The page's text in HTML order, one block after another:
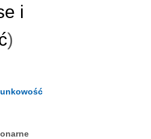
i
)